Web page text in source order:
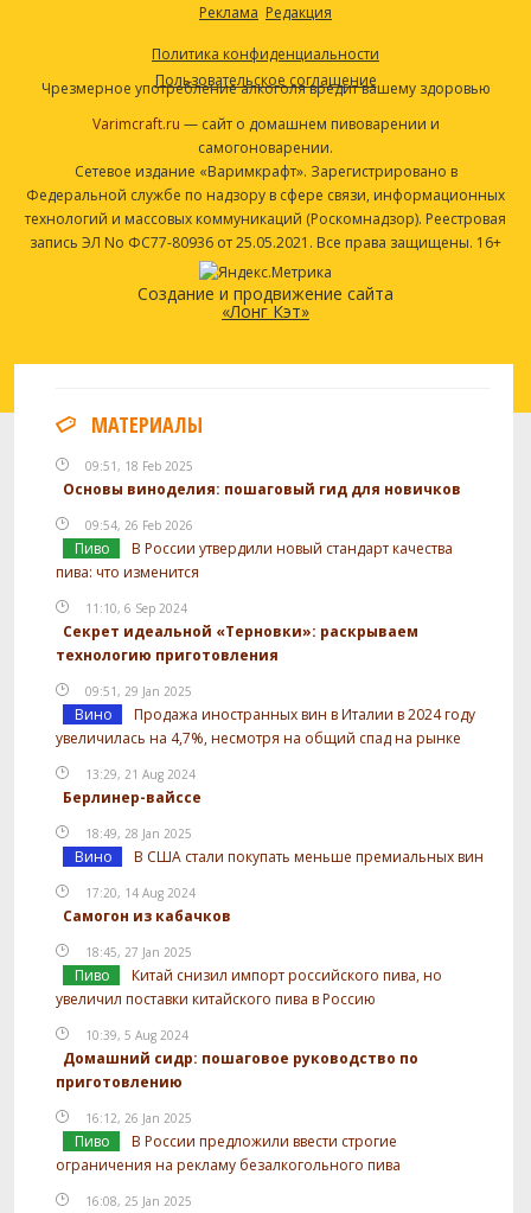
Реклама Редакция
Политика конфиденциальности
Пользовательское соглашение
Чрезмерное употребление алкоголя вредит вашему здоровью
Varimcraft.ru — сайт о домашнем пивоварении и
самогоноварении.
Сетевое издание «Варимкрафт». Зарегистрировано в
Федеральной службе по надзору в сфере связи, информационных
технологий и массовых коммуникаций (Роскомнадзор). Реестровая
запись ЭЛ No ФС77-80936 от 25.05.2021. Все права защищены. 16+
Создание и продвижение сайта
«Лонг Кэт»
МАТЕРИАЛЫ
09:51, 18 Feb 2025
Основы виноделия: пошаговый гид для новичков
09:54, 26 Feb 2026
Пиво
В России утвердили новый стандарт качества
пива: что изменится
11:10, 6 Sep 2024
Секрет идеальной «Терновки»: раскрываем
технологию приготовления
09:51, 29 Jan 2025
Вино
Продажа иностранных вин в Италии в 2024 году
увеличилась на 4,7%, несмотря на общий спад на рынке
13:29, 21 Aug 2024
Берлинер-вайссе
18:49, 28 Jan 2025
Вино В США стали покупать меньше премиальных вин
17:20, 14 Aug 2024
Самогон из кабачков
18:45, 27 Jan 2025
Пиво
Китай снизил импорт российского пива, но
увеличил поставки китайского пива в Россию
10:39, 5 Aug 2024
Домашний сидр: пошаговое руководство по
приготовлению
16:12, 26 Jan 2025
Пиво
В России предложили ввести строгие
ограничения на рекламу безалкогольного пива
16:08, 25 Jan 2025